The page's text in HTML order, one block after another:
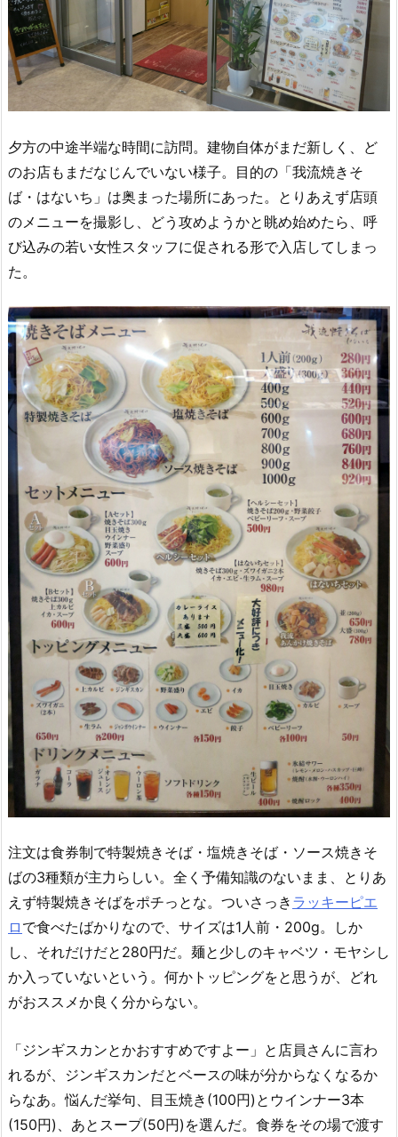
夕方の中途半端な時間に訪問。建物自体がまだ新しく、ど
のお店もまだなじんでいない様子。目的の「我流焼きそ
ば・はないち」は奥まった場所にあった。とりあえず店頭
のメニューを撮影し、どう攻めようかと眺め始めたら、呼
び込みの若い女性スタッフに促される形で入店してしまっ
た。
注文は食券制で特製焼きそば・塩焼きそば・ソース焼きそ
ばの3種類が主力らしい。全く予備知識のないまま、とりあ
えず特製焼きそばをポチっとな。ついさっき ラッキーピエ
ロ で食べたばかりなので、サイズは1人前・200g。しか
し、それだけだと280円だ。麺と少しのキャベツ・モヤシし
か入っていないという。何かトッピングをと思うが、どれ
がおススメか良く分からない。
「ジンギスカンとかおすすめですよー」と店員さんに言わ
れるが、ジンギスカンだとベースの味が分からなくなるか
らなあ。悩んだ挙句、目玉焼き(100円)とウインナー3本
(150円)、あとスープ(50円)を選んだ。食券をその場で渡す